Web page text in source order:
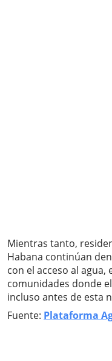
Mientras tanto,
Habana continúan
con el acceso al
comunidades donde
incluso antes de esta
Fuente: Plataforma